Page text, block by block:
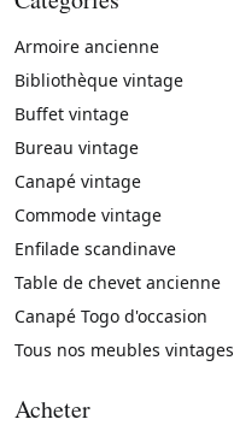
Armoire ancienne
Bibliothèque vintage
Buffet vintage
Bureau vintage
Canapé vintage
Commode vintage
Enfilade scandinave
Table de chevet ancienne
Canapé Togo d'occasion
Tous nos meubles vintages
Acheter